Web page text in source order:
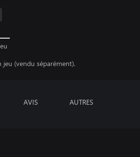
jeu (vendu séparément).
AVIS AUTRES